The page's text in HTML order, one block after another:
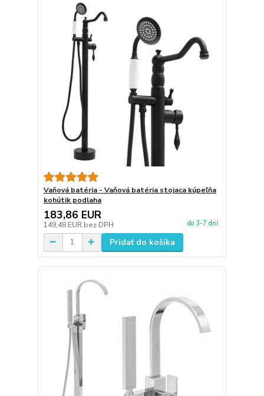
Vaňová batéria - Vaňová batéria stojaca kúpeľňa
kohútik podlaha
183,86 EUR
149,48 EUR bez DPH do 3-7 dní
Pridať do košíka